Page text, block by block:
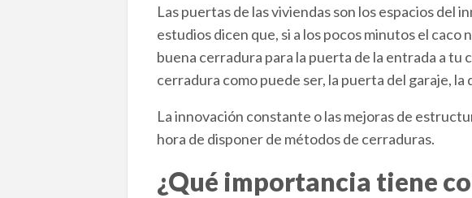
Las puertas de las viviendas son los espacios del
estudios dicen que, si a los pocos minutos el
buena cerradura para la puerta de la entrada a tu
cerradura como puede ser, la puerta del garaje,
La innovación constante o las mejoras de
hora de disponer de métodos de cerraduras.
¿Qué importancia tiene